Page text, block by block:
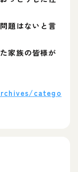
題はないと言
家族の皆様が
catego